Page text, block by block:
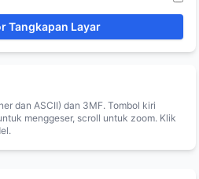
Tangkapan Layar
dan ASCII) dan 3MF. Tombol kiri
menggeser, scroll untuk zoom. Klik